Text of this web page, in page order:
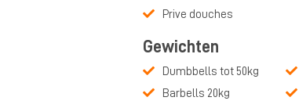
Prive douches
Gewichten
Dumbbells tot 50kg
Barbells 20kg